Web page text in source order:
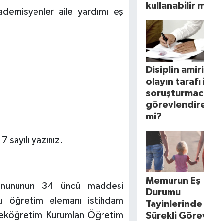
aile yardımı eş
yazınız.
34 üncü maddesi
öğretim elemanı istihdam
Kurumlan Öğretim
kullanabilir
Disiplin amiri
olayın tarafı
mi?
Memurun Eş
Durumu
Tayinlerinde
Sürekli